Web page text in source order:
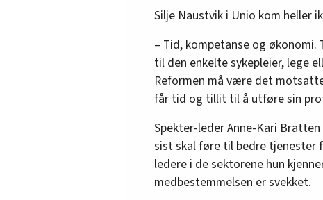
Silje Naustvik i Unio kom heller
– Tid, kompetanse og
til den enkelte sykepleier, lege
Reformen må være det
får tid og tillit til å utføre sin
Spekter-leder Anne-Kari
sist skal føre til bedre tjenester
ledere i de sektorene hun
medbestemmelsen er svekket.